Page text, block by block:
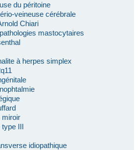
du péritoine
veineuse cérébrale
Chiari
mastocytaires
à herpes simplex
miroir
type III
idiopathique